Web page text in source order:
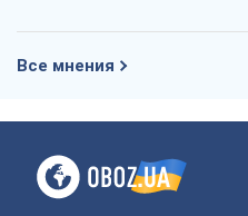
Все мнения